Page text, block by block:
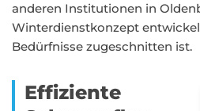
anderen Institutionen in
Winterdienstkonzept
Bedürfnisse zugeschnitten ist.
Effiziente